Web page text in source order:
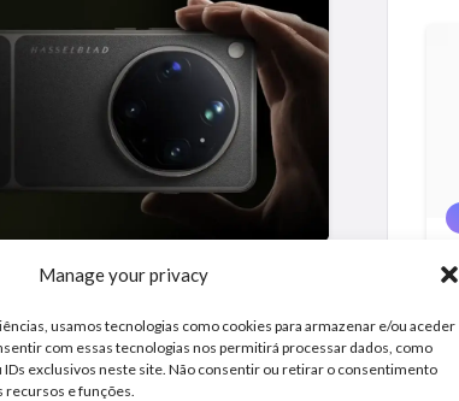
Manage your privacy
usamos tecnologias como cookies para armazenar e/ou aceder
com essas tecnologias nos permitirá processar dados, como
IDs exclusivos neste site. Não consentir ou retirar o consentimento
e funções.